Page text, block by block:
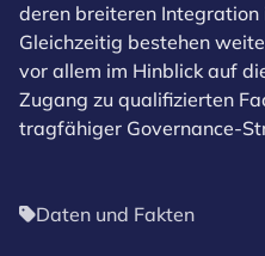
deren breiteren Integration
Gleichzeitig bestehen
vor allem im Hinblick auf
Zugang zu qualifizierten
tragfähiger
Daten und Fakten